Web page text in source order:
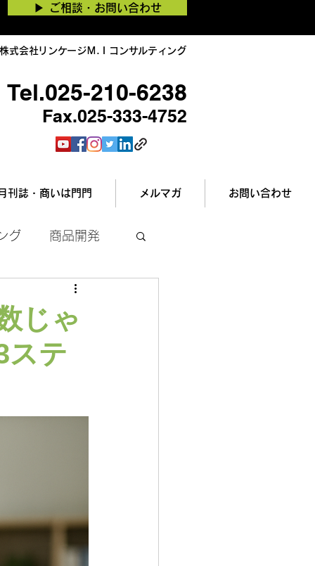
▶︎ ご相談・お問い合わせ
式会社リンケージＭ.Ｉコンサルティング
Tel.025-210-6238
Fax.025-333-4752
刊誌・商いは門門 メルマガ お問い合わせ
グ 商品開発
じゃ
ステ